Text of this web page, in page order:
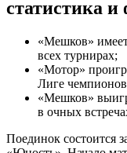
статистика
«Мешков»
всех турнирах;
«Мотор»
Лиге
«Мешков»
в очных
Поединок состоится